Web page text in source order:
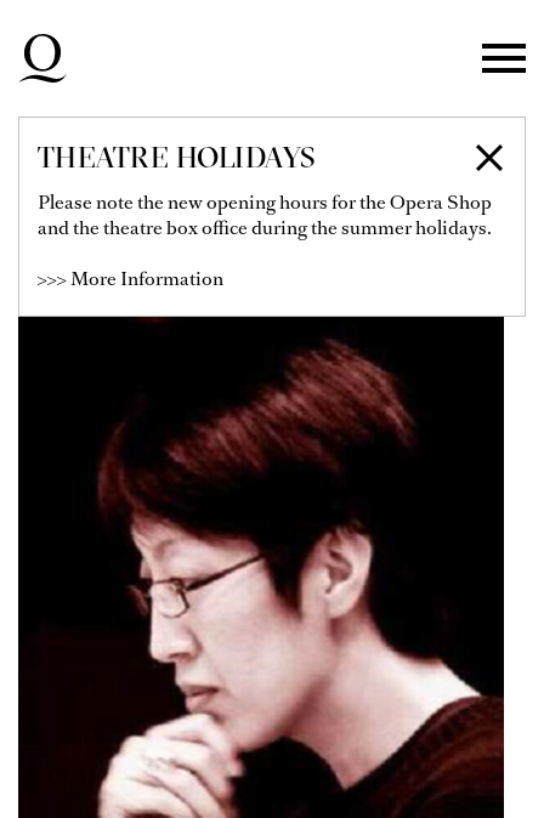
Skip to main navigation
Skip to footer
THEATRE HOLIDAYS
Please note the new opening hours for the Opera Shop
and the theatre box office during the summer holidays.
>>> More Information
JO-SHAN LIANG